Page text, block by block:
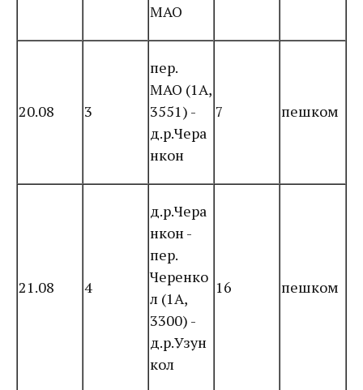
МАО
20.08 3
пер.
МАО (1А,
3551) -
д.р.Чера
нкон
7 пешком
21.08 4
д.р.Чера
нкон -
пер.
Черенко
л (1А,
3300) -
д.р.Узун
кол
16 пешком